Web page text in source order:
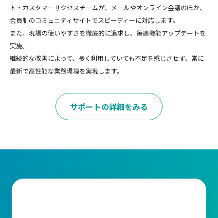
ト・カスタマーサクセスチームが、メールやオンライン会議のほか、
会員制のコミュニティサイトでスピーディーに対応します。
また、現場の使いやすさを徹底的に追求し、毎週機能アップデートを
実施。
継続的な改善によって、長く利用していても不足を感じさせず、常に
最新で高性能な業務環境を実現します。
サポートの詳細をみる